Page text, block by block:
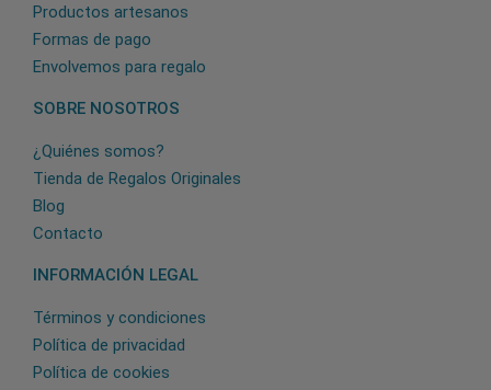
Productos artesanos
Formas de pago
Envolvemos para regalo
SOBRE NOSOTROS
¿Quiénes somos?
Tienda de Regalos Originales
Blog
Contacto
INFORMACIÓN LEGAL
Términos y condiciones
Política de privacidad
Política de cookies